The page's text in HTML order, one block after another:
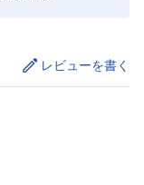
レビューを書く